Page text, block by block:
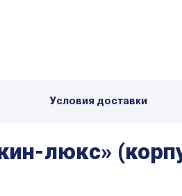
Условия доставки
люкс»